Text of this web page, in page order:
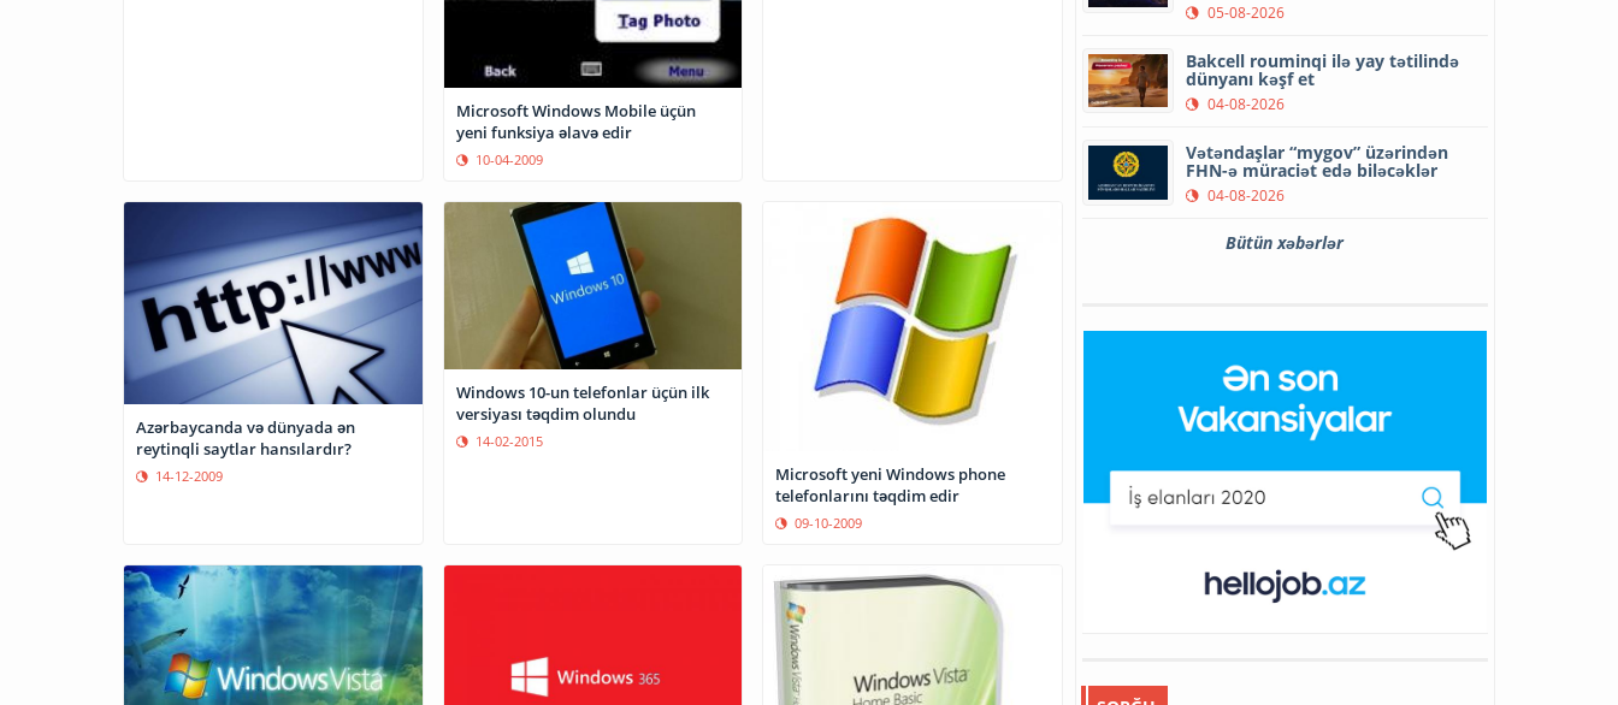
Microsoft Windows Mobile üçün
yeni funksiya əlavə edir
10-04-2009
Azərbaycanda və dünyada ən
reytinqli saytlar hansılardır?
14-12-2009
Windows 10-un telefonlar üçün ilk
versiyası təqdim olundu
14-02-2015
Microsoft yeni Windows phone
telefonlarını təqdim edir
09-10-2009
05-08-2026
Bakcell rouminqi ilə yay tətilində
dünyanı kəşf et
04-08-2026
Vətəndaşlar “mygov” üzərindən
FHN-ə müraciət edə biləcəklər
04-08-2026
Bütün xəbərlər